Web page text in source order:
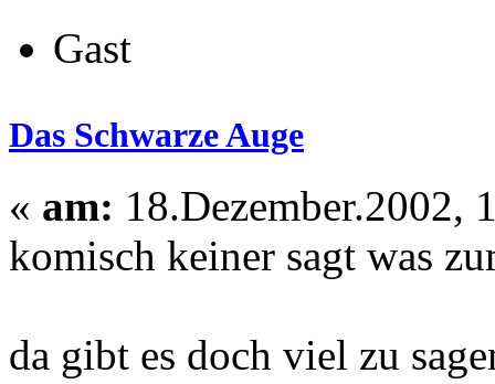
Gast
Das Schwarze Auge
« am: 18.Dezember.2002,
komisch keiner sagt was
da gibt es doch viel zu